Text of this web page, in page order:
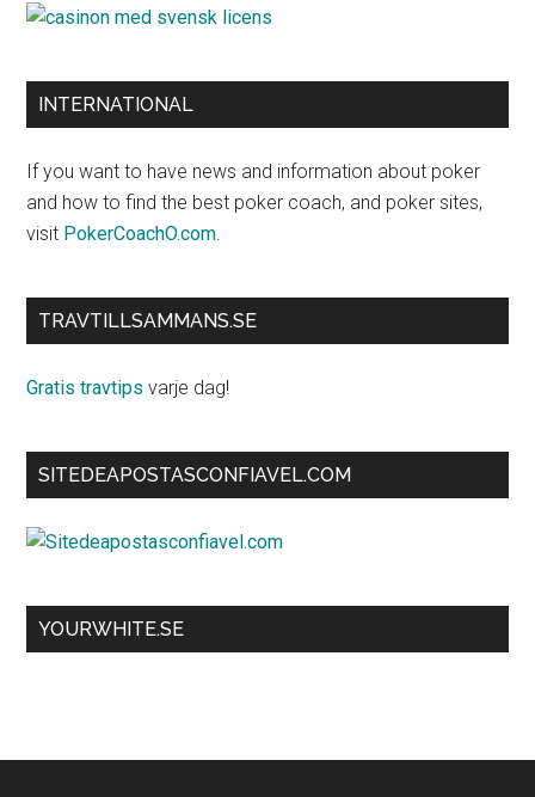
INTERNATIONAL
If you want to have news and information about poker
and how to find the best poker coach, and poker sites,
visit PokerCoachO.com.
TRAVTILLSAMMANS.SE
Gratis travtips varje dag!
SITEDEAPOSTASCONFIAVEL.COM
YOURWHITE.SE